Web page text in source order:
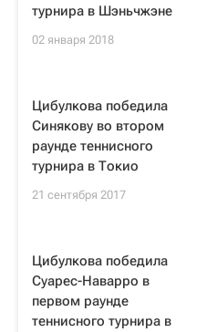
турнира в Шэньчжэне
02 января 2018
Цибулкова победила
Синякову во втором
раунде теннисного
турнира в Токио
21 сентября 2017
Цибулкова победила
Суарес-Наварро в
первом раунде
теннисного турнира в